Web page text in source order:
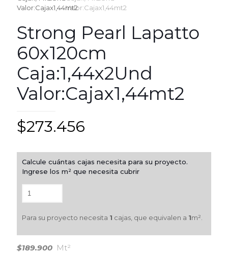
Strong Pearl Lapatto
60x120cm
Caja:1,44x2Und
Valor:Cajax1,44mt2
$273.456
Calcule cuántas cajas necesita para su proyecto.
Ingrese los m² que necesita cubrir
Para su proyecto necesita 1 cajas, que equivalen a 1m².
$189.900 Mt²